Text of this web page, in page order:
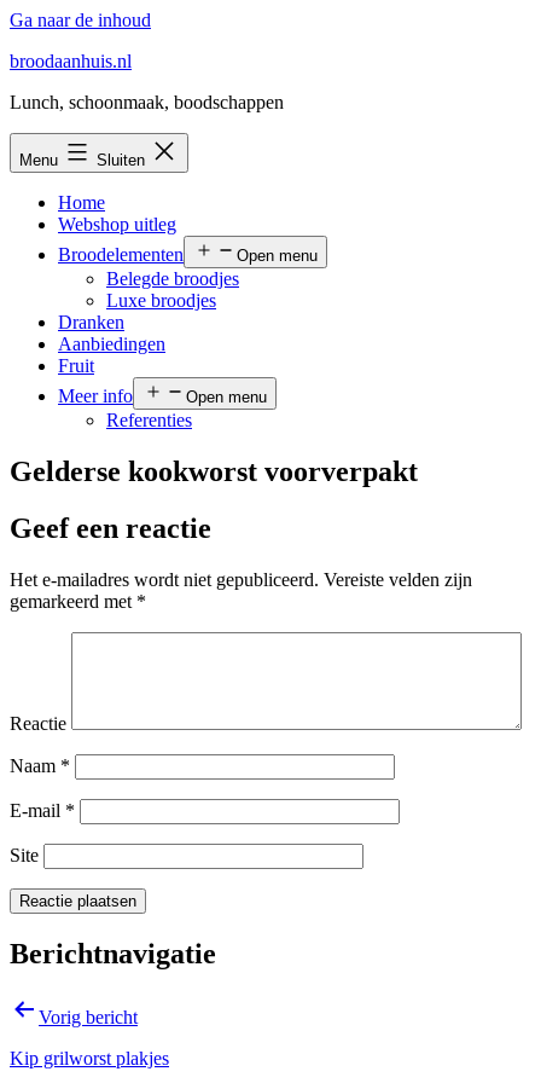
Ga naar de inhoud
broodaanhuis.nl
Lunch, schoonmaak, boodschappen
Menu Sluiten
Home
Webshop uitleg
Broodelementen
Open menu
Belegde broodjes
Luxe broodjes
Dranken
Aanbiedingen
Fruit
Meer info
Open menu
Referenties
Gelderse kookworst voorverpakt
Geef een reactie
Het e-mailadres wordt niet gepubliceerd. Vereiste velden zijn
gemarkeerd met *
Reactie
Naam *
E-mail *
Site
Berichtnavigatie
Vorig bericht
Kip grilworst plakjes